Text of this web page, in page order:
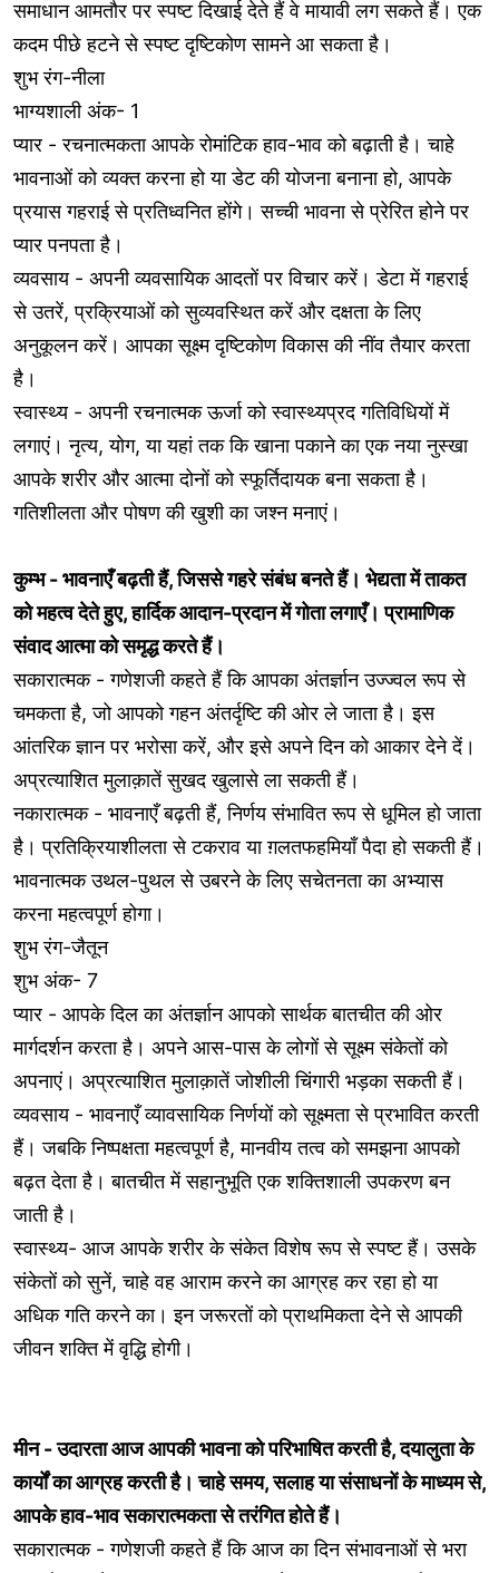
समाधान आमतौर पर स्पष्ट दिखाई देते हैं वे मायावी लग सकते हैं। एक
कदम पीछे हटने से स्पष्ट दृष्टिकोण सामने आ सकता है।
शुभ रंग-नीला
भाग्यशाली अंक- 1
प्यार - रचनात्मकता आपके रोमांटिक हाव-भाव को बढ़ाती है। चाहे
भावनाओं को व्यक्त करना हो या डेट की योजना बनाना हो, आपके
प्रयास गहराई से प्रतिध्वनित होंगे। सच्ची भावना से प्रेरित होने पर
प्यार पनपता है।
व्यवसाय - अपनी व्यवसायिक आदतों पर विचार करें। डेटा में गहराई
से उतरें, प्रक्रियाओं को सुव्यवस्थित करें और दक्षता के लिए
अनुकूलन करें। आपका सूक्ष्म दृष्टिकोण विकास की नींव तैयार करता
है।
स्वास्थ्य - अपनी रचनात्मक ऊर्जा को स्वास्थ्यप्रद गतिविधियों में
लगाएं। नृत्य, योग, या यहां तक कि खाना पकाने का एक नया नुस्खा
आपके शरीर और आत्मा दोनों को स्फूर्तिदायक बना सकता है।
गतिशीलता और पोषण की खुशी का जश्न मनाएं।
कुम्भ - भावनाएँ बढ़ती हैं, जिससे गहरे संबंध बनते हैं। भेद्यता में ताकत
को महत्व देते हुए, हार्दिक आदान-प्रदान में गोता लगाएँ। प्रामाणिक
संवाद आत्मा को समृद्ध करते हैं।
सकारात्मक - गणेशजी कहते हैं कि आपका अंतर्ज्ञान उज्ज्वल रूप से
चमकता है, जो आपको गहन अंतर्दृष्टि की ओर ले जाता है। इस
आंतरिक ज्ञान पर भरोसा करें, और इसे अपने दिन को आकार देने दें।
अप्रत्याशित मुलाक़ातें सुखद खुलासे ला सकती हैं।
नकारात्मक - भावनाएँ बढ़ती हैं, निर्णय संभावित रूप से धूमिल हो जाता
है। प्रतिक्रियाशीलता से टकराव या ग़लतफहमियाँ पैदा हो सकती हैं।
भावनात्मक उथल-पुथल से उबरने के लिए सचेतनता का अभ्यास
करना महत्वपूर्ण होगा।
शुभ रंग-जैतून
शुभ अंक- 7
प्यार - आपके दिल का अंतर्ज्ञान आपको सार्थक बातचीत की ओर
मार्गदर्शन करता है। अपने आस-पास के लोगों से सूक्ष्म संकेतों को
अपनाएं। अप्रत्याशित मुलाक़ातें जोशीली चिंगारी भड़का सकती हैं।
व्यवसाय - भावनाएँ व्यावसायिक निर्णयों को सूक्ष्मता से प्रभावित करती
हैं। जबकि निष्पक्षता महत्वपूर्ण है, मानवीय तत्व को समझना आपको
बढ़त देता है। बातचीत में सहानुभूति एक शक्तिशाली उपकरण बन
जाती है।
स्वास्थ्य- आज आपके शरीर के संकेत विशेष रूप से स्पष्ट हैं। उसके
संकेतों को सुनें, चाहे वह आराम करने का आग्रह कर रहा हो या
अधिक गति करने का। इन जरूरतों को प्राथमिकता देने से आपकी
जीवन शक्ति में वृद्धि होगी।
मीन - उदारता आज आपकी भावना को परिभाषित करती है, दयालुता के
कार्यों का आग्रह करती है। चाहे समय, सलाह या संसाधनों के माध्यम से,
आपके हाव-भाव सकारात्मकता से तरंगित होते हैं।
सकारात्मक - गणेशजी कहते हैं कि आज का दिन संभावनाओं से भरा